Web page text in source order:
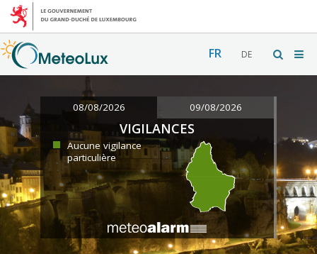
FR DE
08/08/2026 09/08/2026
VIGILANCES
Aucune vigilance
particulière